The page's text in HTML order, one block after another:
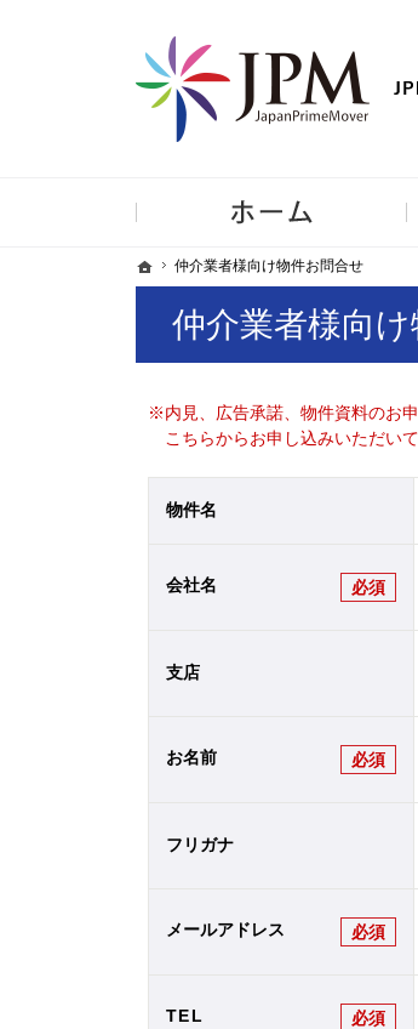
ホーム
仲介業者様向け物件お問合せ
仲介業者様向
※内見、広告承諾、物件資料のお
こちらからお申し込みいただいて
物件名
会社名 必須
支店
お名前 必須
フリガナ
メールアドレス 必須
TEL 必須
ホーム
仲介業者様向け物件お問合せ